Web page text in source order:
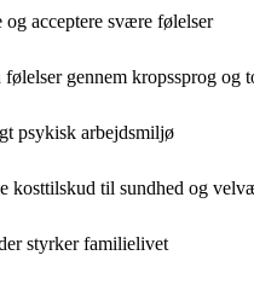
acceptere svære følelser
gennem kropssprog og
psykisk arbejdsmiljø
kosttilskud til sundhed og
styrker familielivet